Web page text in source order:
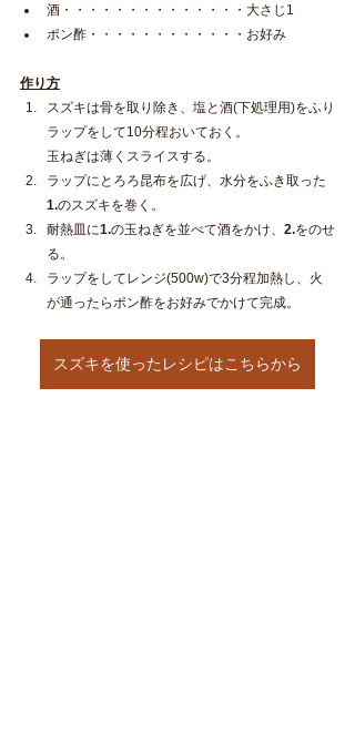
酒・・・・・・・・・・・・・・大さじ1
ポン酢・・・・・・・・・・・・お好み
作り方
スズキは骨を取り除き、塩と酒(下処理用)をふり
ラップをして10分程おいておく。
玉ねぎは薄くスライスする。
ラップにとろろ昆布を広げ、水分をふき取った
1.のスズキを巻く。
耐熱皿に1.の玉ねぎを並べて酒をかけ、 2.をのせ
る。
ラップをしてレンジ(500w)で3分程加熱し、火
が通ったらポン酢をお好みでかけて完成。
スズキを使ったレシピはこちらから